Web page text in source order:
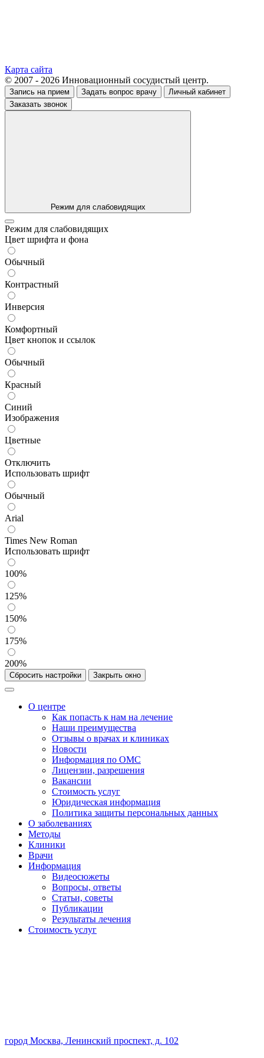
Карта сайта
© 2007 - 2026 Инновационный сосудистый центр.
Запись на прием Задать вопрос врачу
Личный кабинет
Заказать звонок
Режим для слабовидящих
Режим для слабовидящих
Цвет шрифта и фона
Обычный
Контрастный
Инверсия
Комфортный
Цвет кнопок и ссылок
Обычный
Красный
Синий
Изображения
Цветные
Отключить
Использовать шрифт
Обычный
Arial
Times New Roman
Использовать шрифт
100%
125%
150%
175%
200%
Сбросить настройки Закрыть окно
О центре
Как попасть к нам на лечение
Наши преимущества
Отзывы о врачах и клиниках
Новости
Информация по ОМС
Лицензии, разрешения
Вакансии
Стоимость услуг
Юридическая информация
Политика защиты персональных данных
О заболеваниях
Методы
Клиники
Врачи
Информация
Видеосюжеты
Вопросы, ответы
Статьи, советы
Публикации
Результаты лечения
Стоимость услуг
город Москва, Ленинский проспект, д. 102